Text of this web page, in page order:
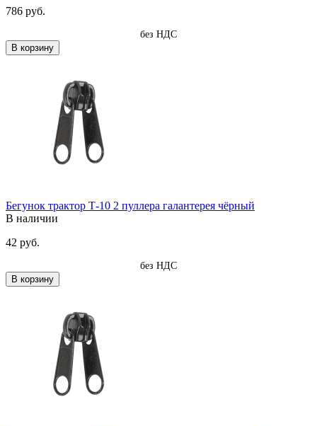
786 руб.
без НДС
В корзину
Бегунок трактор Т-10 2 пуллера галантерея чёрный
В наличии
42 руб.
без НДС
В корзину